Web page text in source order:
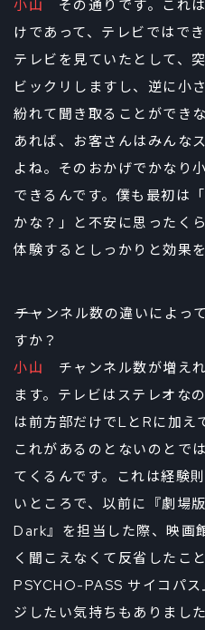
小山 その通りです。これ
けであって、テレビではで
テレビを見ていたとして、
ビックリしますし、逆に小
紛れて聞き取ることができ
あれば、お客さんはみんな
よね。そのおかげでかなり
できるんです。僕も最初は
かな？」と不安に思ったく
体験するとしっかりと効果
――チャンネル数の違いによ
すか？
小山 チャンネル数が増え
ます。テレビはステレオな
は前方部だけでLとRに加え
これがあるのとないのとで
てくるんです。これは経験
いところで、以前に『劇
Dark』を担当した際、映画
く聞こえなくて反省したこ
PSYCHO-PASS サイコパ
ジしたい気持ちもありまし